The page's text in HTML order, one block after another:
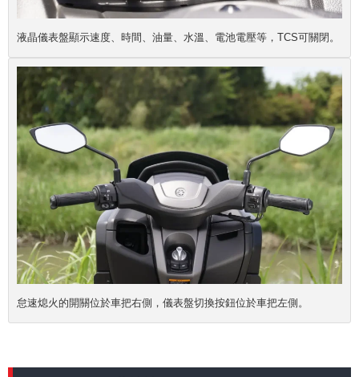
液晶儀表盤顯示速度、時間、油量、水溫、電池電壓等，TCS可關閉。
怠速熄火的開關位於車把右側，儀表盤切換按鈕位於車把左側。